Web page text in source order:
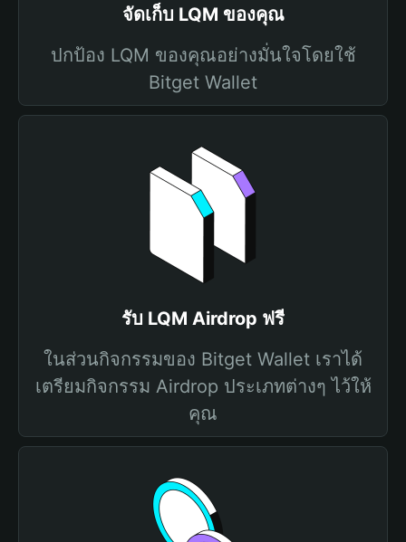
จัดเก็บ LQM ของคุณ
ปกป้อง LQM ของคุณอย่างมั่นใจโดยใช้
Bitget Wallet
รับ LQM Airdrop ฟรี
ในส่วนกิจกรรมของ Bitget Wallet เราได้
เตรียมกิจกรรม Airdrop ประเภทต่างๆ ไว้ให้
คุณ